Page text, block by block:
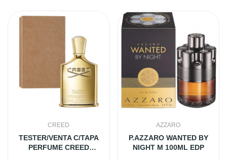
CREED
TESTER/VENTA C/TAPA
PERFUME CREED
AZZARO
P.AZZARO WANTED BY
NIGHT M 100ML EDP